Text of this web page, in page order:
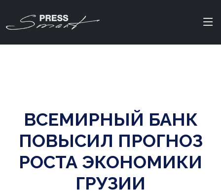
ВСЕМИРНЫЙ БАНК
ПОВЫСИЛ ПРОГНОЗ
РОСТА ЭКОНОМИКИ
ГРУЗИИ